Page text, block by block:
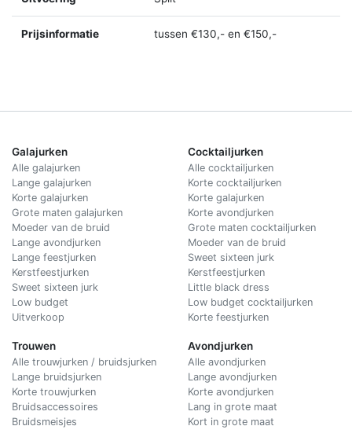
Prijsinformatie tussen €130,- en €150,-
Galajurken
Alle galajurken
Lange galajurken
Korte galajurken
Grote maten galajurken
Moeder van de bruid
Lange avondjurken
Lange feestjurken
Kerstfeestjurken
Sweet sixteen jurk
Low budget
Uitverkoop
Trouwen
Alle trouwjurken / bruidsjurken
Lange bruidsjurken
Korte trouwjurken
Bruidsaccessoires
Bruidsmeisjes
Cocktailjurken
Alle cocktailjurken
Korte cocktailjurken
Korte galajurken
Korte avondjurken
Grote maten cocktailjurken
Moeder van de bruid
Sweet sixteen jurk
Kerstfeestjurken
Little black dress
Low budget cocktailjurken
Korte feestjurken
Avondjurken
Alle avondjurken
Lange avondjurken
Korte avondjurken
Lang in grote maat
Kort in grote maat